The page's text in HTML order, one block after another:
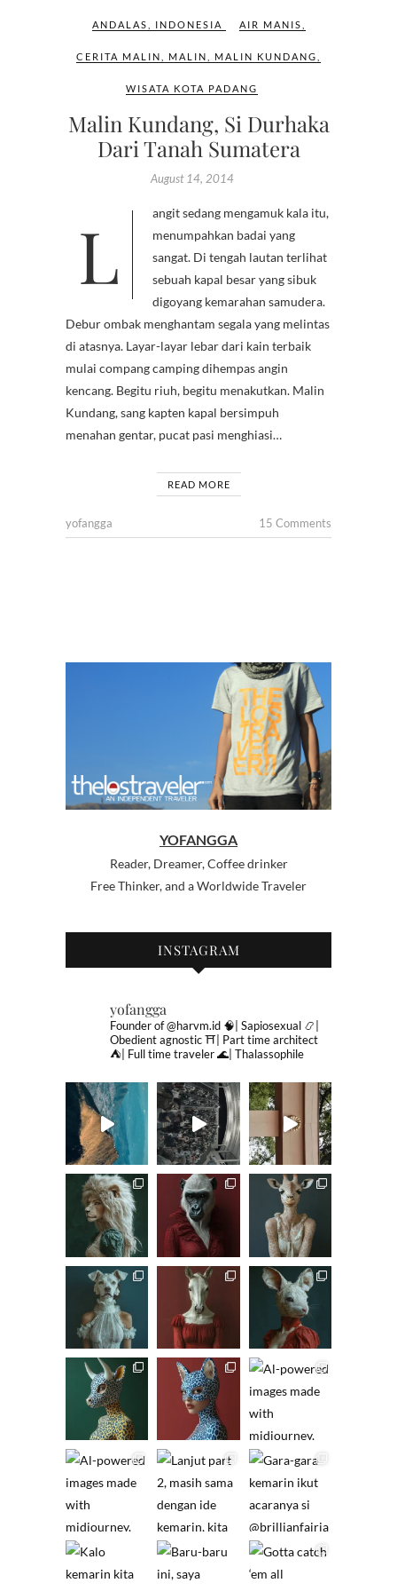
ANDALAS INDONESIA AIR MANIS
CERITA MALIN MALIN MALIN KUNDANG
WISATA KOTA PADANG
Malin Kundang, Si Durhaka
Dari Tanah Sumatera
August 14, 2014
Langit sedang mengamuk kala itu,
menumpahkan badai yang
sangat. Di tengah lautan terlihat
sebuah kapal besar yang sibuk
digoyang kemarahan samudera.
Debur ombak menghantam segala yang melintas
di atasnya. Layar-layar lebar dari kain terbaik
mulai compang camping dihempas angin
kencang. Begitu riuh, begitu menakutkan. Malin
Kundang, sang kapten kapal bersimpuh
menahan gentar, pucat pasi menghiasi…
READ MORE
yofangga 15 Comments
YOFANGGA
Reader, Dreamer, Coffee drinker
Free Thinker, and a Worldwide Traveler
INSTAGRAM
yofangga
Founder of @harvm.id 🧠| Sapiosexual 📿|
Obedient agnostic⛩| Part time architect
⛺️| Full time traveler🌊| Thalassophile